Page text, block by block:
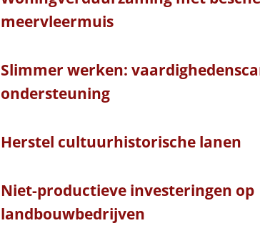
meervleermuis
Slimmer werken:
ondersteuning
Herstel cultuurhistorische lanen
Niet-productieve investeringen op
landbouwbedrijven